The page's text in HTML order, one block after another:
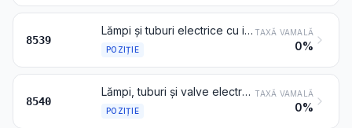
8539
Lămpi și tuburi electrice cu incandescență sau cu descărcare, articole numite „faruri și proiectoare etanșe” și lămpi și tuburi cu raze ultraviolete sau infraroșii; lămpi cu arc; surse de lumină cu diode emițătoare de lumină (LED)
POZIȚIE
TAXĂ VAMALĂ
0%
8540
Lămpi, tuburi și valve electronice cu catod cald, cu catod rece sau cu fotocatod (de exemplu, lămpi, tuburi și valve cu vid, cu vapori sau cu gaz, tuburi redresoare cu vapori de mercur, tuburi catodice, tuburi și valve pentru camere de televiziune), altele decât cele de la poziția 8539
POZIȚIE
TAXĂ VAMALĂ
0%